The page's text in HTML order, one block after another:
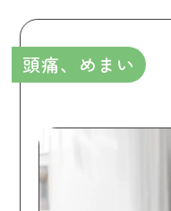
頭痛、めまい